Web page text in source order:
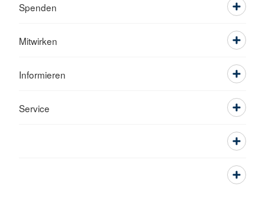
Spenden
Mitwirken
Informieren
Service